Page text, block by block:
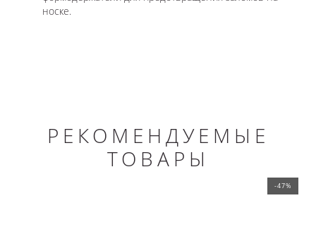
носке.
РЕКОМЕНДУЕМЫЕ
ТОВАРЫ
-47%